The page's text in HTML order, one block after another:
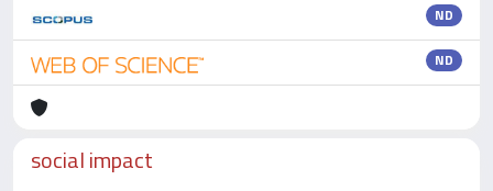
ND
ND
social impact